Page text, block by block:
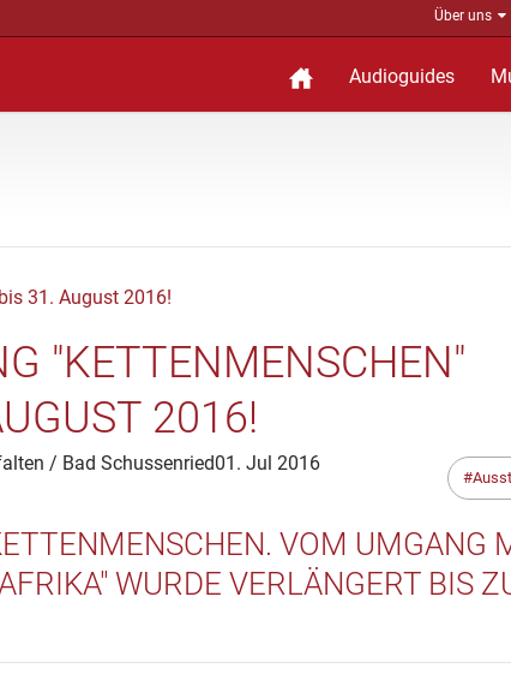
Über uns
Audioguides
"KETTENMENSCHEN"
2016!
/ Bad Schussenried01. Jul 2016
VOM UMGANG
WURDE VERLÄNGERT BIS